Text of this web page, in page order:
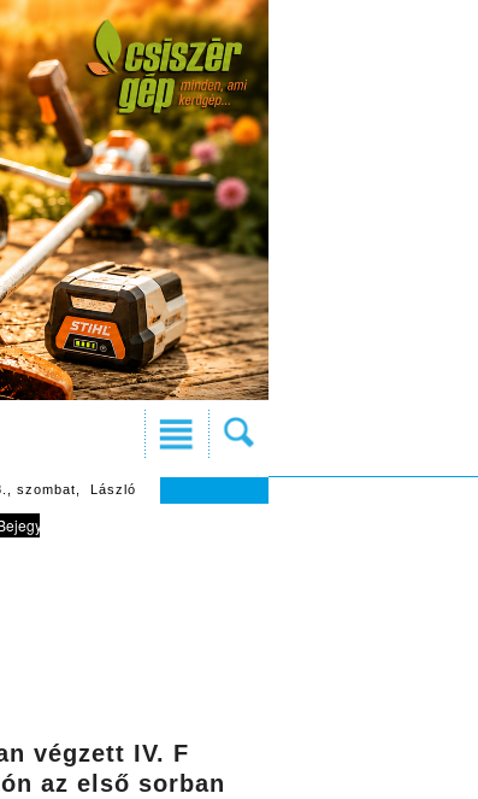
szombat, László
végzett IV. F
az első sorban